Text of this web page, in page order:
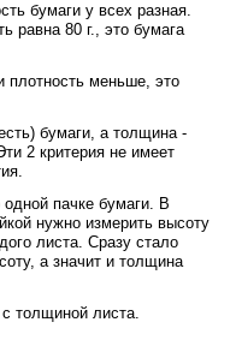
бумаги у всех разная.
равна 80 г., это бумага
плотность меньше, это
бумаги, а толщина -
2 критерия не имеет
одной пачке бумаги. В
нужно измерить высоту
листа. Сразу стало
а значит и толщина
толщиной листа.